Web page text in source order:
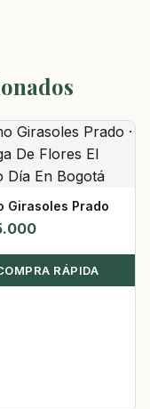
Girasoles Prado
RÁPIDA